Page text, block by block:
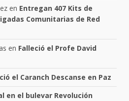
en Entregan 407 Kits de
Comunitarias de Red
en Falleció el Profe David
el Caranch Descanse en Paz
en el bulevar Revolución